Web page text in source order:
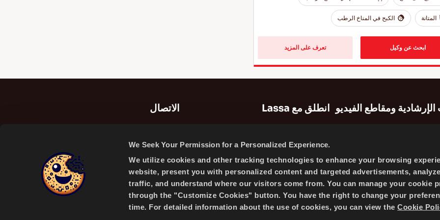
We Seek Your Permission for a Personalized Experience.
We utilize cookies and other tracking technologies to enhance your browsing
website, present you with personalized content and targeted advertisements,
traffic, and understand where our visitors come from. You can manage your cookie
through the "Customize Cookies" button. You have the right to change your
time. For detailed information about the use of cookies, you can view theCookie
المتانة الكبح في المناخ الرطب
ابحث عن وكيل تعرف على المزيد
ومقاطع الفيديو انطلق مع Lassa
معلومات الشركة
الأخبار
سياسة ملفات تعريف الارتباط
الاتصال
الإطارات، عليكاهيا/إزميت/تركيا
Alikahya / Izmit / Turkey